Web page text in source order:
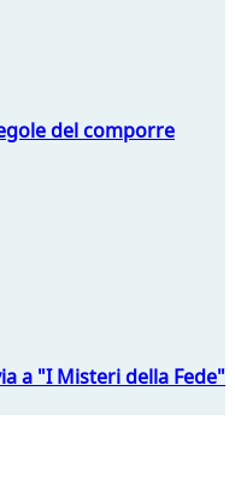
del comporre
a "I Misteri della Fede"